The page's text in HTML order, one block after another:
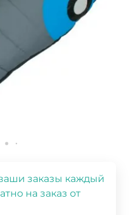
заказы каждый
на заказ от